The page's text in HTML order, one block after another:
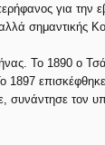
για την
σημαντικής
Το 1890 ο
1897
συνάντησε τον